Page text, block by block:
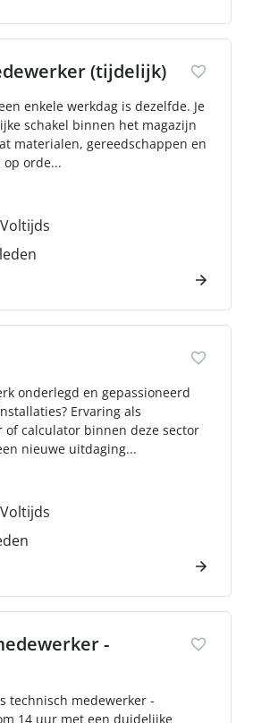
(tijdelijk)
enkele werkdag is dezelfde. Je
schakel binnen het magazijn
materialen, gereedschappen en
op orde...
Voltijds
onderlegd en gepassioneerd
Ervaring als
of calculator binnen deze sector
nieuwe uitdaging...
Voltijds
-
technisch medewerker -
14 uur met een duidelijke